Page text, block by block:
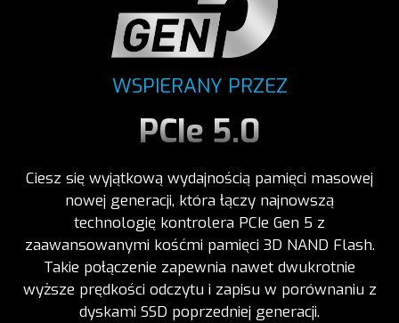
WSPIERANY PRZEZ
PCIe 5.0
Ciesz się wyjątkową wydajnością pamięci masowej
nowej generacji, która łączy najnowszą
technologię kontrolera PCIe Gen 5 z
zaawansowanymi kośćmi pamięci 3D NAND Flash.
Takie połączenie zapewnia nawet dwukrotnie
wyższe prędkości odczytu i zapisu w porównaniu z
dyskami SSD poprzedniej generacji.